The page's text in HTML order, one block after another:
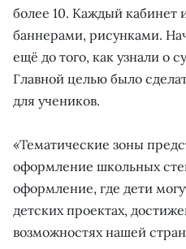
более 10. Каждый
баннерами, рисунками.
ещё до того, как узнали о
Главной целью было
для учеников.
«Тематические зоны
оформление школьных
оформление, где дети
детских проектах,
возможностях нашей